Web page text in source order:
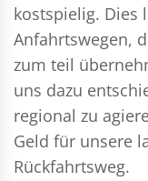
kostspielig. Dies
Anfahrtswegen,
zum teil
uns dazu
regional zu
Geld für unsere
Rückfahrtsweg.